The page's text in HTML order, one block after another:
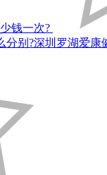
钱一次?
分别?深圳罗湖爱康